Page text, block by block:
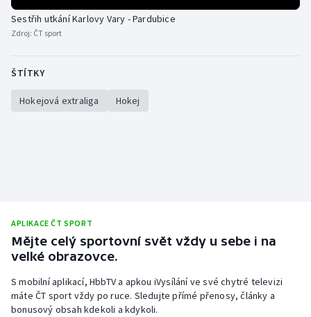
Sestřih utkání Karlovy Vary - Pardubice
Zdroj: ČT sport
ŠTÍTKY
Hokejová extraliga Hokej
APLIKACE ČT SPORT
Mějte celý sportovní svět vždy u sebe i na
velké obrazovce.
S mobilní aplikací, HbbTV a apkou iVysílání ve své chytré televizi
máte ČT sport vždy po ruce. Sledujte přímé přenosy, články a
bonusový obsah kdekoli a kdykoli.